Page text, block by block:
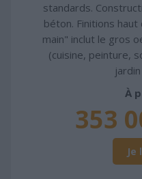
standards.
béton. Finitions
main" inclut le gros
(cuisine, peinture,
À
353
Je